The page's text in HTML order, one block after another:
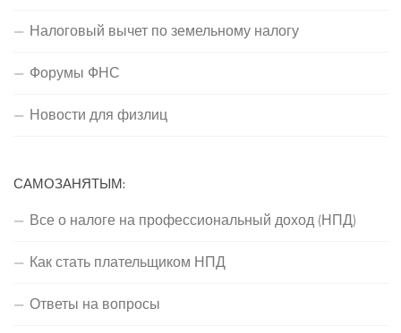
Налоговый вычет по земельному налогу
Форумы ФНС
Новости для физлиц
САМОЗАНЯТЫМ:
Все о налоге на профессиональный доход (НПД)
Как стать плательщиком НПД
Ответы на вопросы